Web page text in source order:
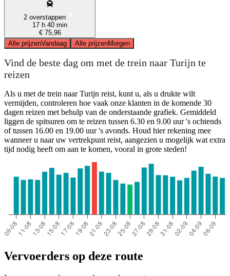
2 overstappen
17 h 40 min
€ 75,96
Alle prijzenVandaag Alle prijzenMorgen
Vind de beste dag om met de trein naar Turijn te
reizen
Als u met de trein naar Turijn reist, kunt u, als u drukte wilt
vermijden, controleren hoe vaak onze klanten in de komende 30
dagen reizen met behulp van de onderstaande grafiek. Gemiddeld
liggen de spitsuren om te reizen tussen 6.30 en 9.00 uur 's ochtends
of tussen 16.00 en 19.00 uur 's avonds. Houd hier rekening mee
wanneer u naar uw vertrekpunt reist, aangezien u mogelijk wat extra
tijd nodig heeft om aan te komen, vooral in grote steden!
Vervoerders op deze route